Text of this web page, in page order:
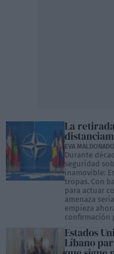
La
EVA MALDONADO
Durante
seguridad
inamovible:
tropas. Con
para actuar
amenaza
empieza
confirmación
Estados
Líbano